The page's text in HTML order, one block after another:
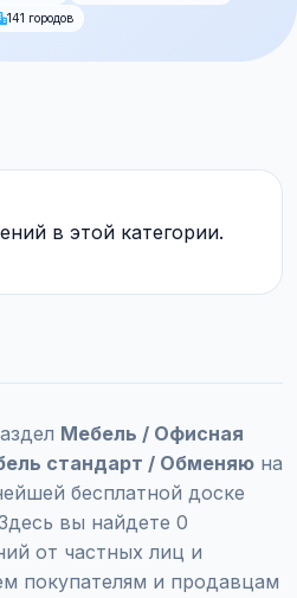
141 городов
в этой категории.
Мебель / Офисная
стандарт / Обменяю на
бесплатной доске
вы найдете 0
от частных лиц и
покупателям и продавцам